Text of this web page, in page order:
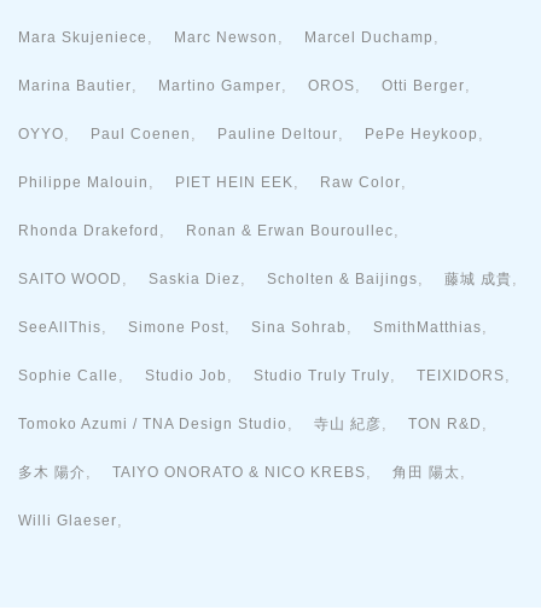
Mara Skujeniece , Marc Newson , Marcel Duchamp ,
Marina Bautier, Martino Gamper, OROS, Otti Berger,
OYYO, Paul Coenen , Pauline Deltour, PePe Heykoop ,
Philippe Malouin , PIET HEIN EEK , Raw Color,
Rhonda Drakeford , Ronan & Erwan Bouroullec,
SAITO WOOD , Saskia Diez, Scholten & Baijings, 藤城 成貴 ,
SeeAllThis, Simone Post, Sina Sohrab , SmithMatthias,
Sophie Calle , Studio Job , Studio Truly Truly, TEIXIDORS,
Tomoko Azumi / TNA Design Studio , 寺山 紀彦 , TON R&D ,
多木 陽介 , TAIYO ONORATO & NICO KREBS, 角田 陽太 ,
Willi Glaeser,